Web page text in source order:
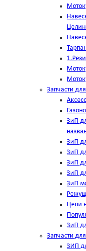
Запчасти
ЗиП
ЗиП
ЗиП
ЗиП
ЗиП
ЗиП
Цепи
ЗиП
Запчасти
ЗИП